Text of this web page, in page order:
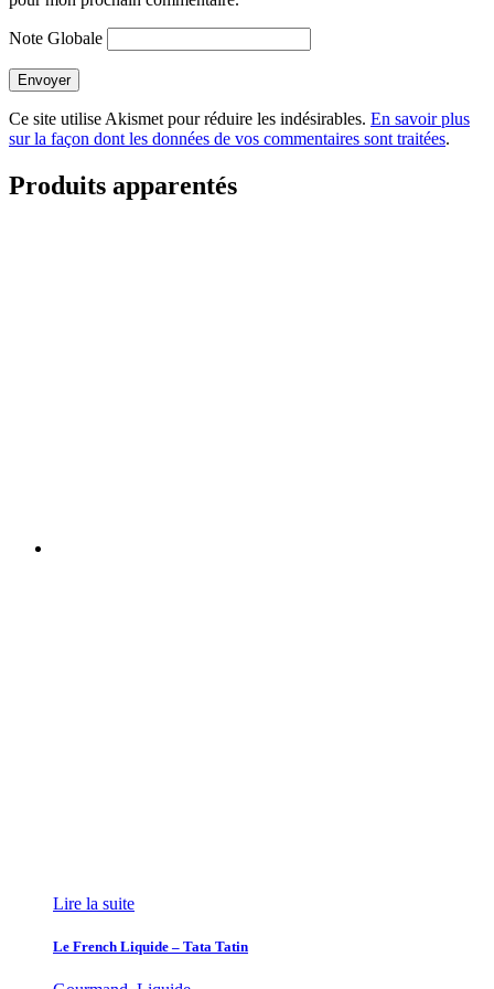
Note Globale
Envoyer
Ce site utilise Akismet pour réduire les indésirables. En savoir plus
sur la façon dont les données de vos commentaires sont traitées.
Produits apparentés
Lire la suite
Le French Liquide – Tata Tatin